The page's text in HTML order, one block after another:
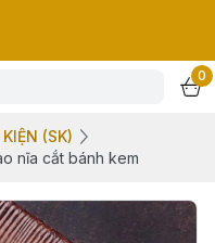
0
(SK)
nĩa cắt bánh kem